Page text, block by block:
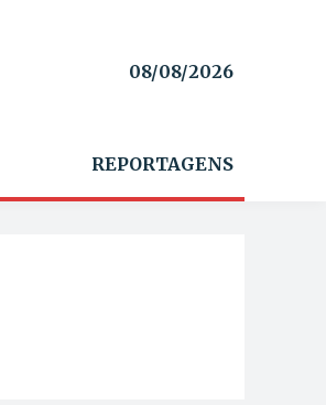
08/08/2026
REPORTAGENS